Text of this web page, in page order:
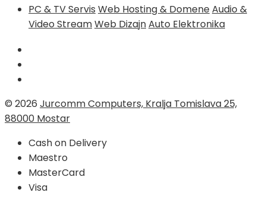
PC & TV Servis Web Hosting & DomeneAudio &
Video StreamWeb DizajnAuto Elektronika
© 2026 Jurcomm Computers, Kralja Tomislava 25,
88000 Mostar
Cash on Delivery
Maestro
MasterCard
Visa